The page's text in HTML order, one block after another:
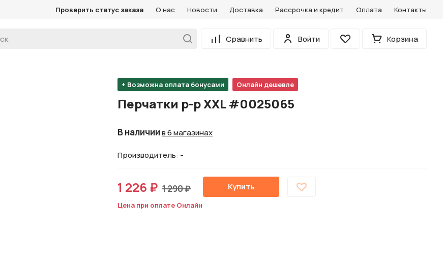
Проверить статус заказа О нас Новости Доставка Рассрочка и кредит Оплата Контакты
Сравнить
Войти
Избранное Корзина
+ Возможна оплата бонусами Онлайн дешевле
Перчатки р-р XXL #0025065
В наличиив 6 магазинах
Производитель: -
1 226 ₽ 1 290 ₽ Купить
Цена при оплате Онлайн